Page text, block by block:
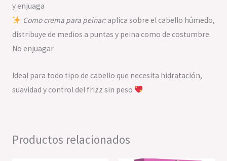
y enjuaga
Como crema para peinar:aplica sobre el cabello húmedo,
distribuye de medios a puntas y peina como de costumbre.
No enjuagar
Ideal para todo tipo de cabello que necesita hidratación,
suavidad y control del frizz sin peso
Productos relacionados